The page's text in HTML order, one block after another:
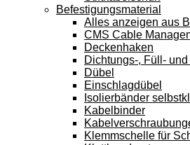
Befestigungsmaterial
Alles anzeigen aus
CMS Cable
Deckenhaken
Dichtungs-, Füll- und
Dübel
Einschlagdübel
Isolierbänder
Kabelbinder
Klemmschelle für